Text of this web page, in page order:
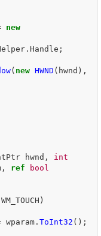
new
. Handle ;
( new HWND ( hwnd ),
hwnd ,
int
, ref
bool
WM_TOUCH )
wparam. ToInt32 ();